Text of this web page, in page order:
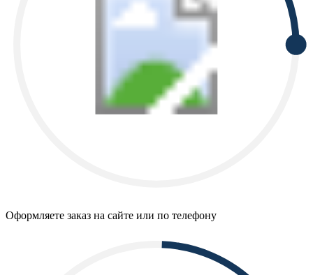
Оформляете заказ на сайте или по телефону